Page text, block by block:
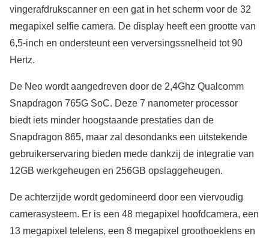
vingerafdrukscanner en een gat in het scherm voor de 32
megapixel selfie camera. De display heeft een grootte van
6,5-inch en ondersteunt een verversingssnelheid tot 90
Hertz.
De Neo wordt aangedreven door de 2,4Ghz Qualcomm
Snapdragon 765G SoC. Deze 7 nanometer processor
biedt iets minder hoogstaande prestaties dan de
Snapdragon 865, maar zal desondanks een uitstekende
gebruikerservaring bieden mede dankzij de integratie van
12GB werkgeheugen en 256GB opslaggeheugen.
De achterzijde wordt gedomineerd door een viervoudig
camerasysteem. Er is een 48 megapixel hoofdcamera, een
13 megapixel telelens, een 8 megapixel groothoeklens en